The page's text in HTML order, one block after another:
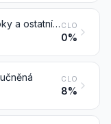
Kakaové skořápky, slupky a ostatní kakaové odpady CLO
0%
CLO
8%